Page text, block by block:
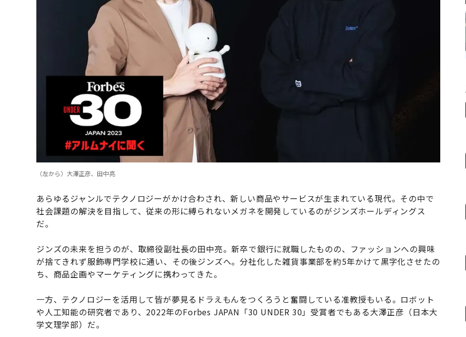
（左から）大澤正彦、田中亮
あらゆるジャンルでテクノロジーがかけ合わされ、新しい商品やサービスが生まれている現代。その中で
社会課題の解決を目指して、従来の形に縛られないメガネを開発しているのがジンズホールディングス
だ。
ジンズの未来を担うのが、取締役副社長の田中亮。新卒で銀行に就職したものの、ファッションへの興味
が捨てきれず服飾専門学校に通い、その後ジンズへ。分社化した雑貨事業部を約5年かけて黒字化させたの
ち、商品企画やマーケティングに携わってきた。
一方、テクノロジーを活用して皆が夢見るドラえもんをつくろうと奮闘している准教授もいる。ロボット
や人工知能の研究者であり、2022年のForbes JAPAN「30 UNDER 30」受賞者でもある大澤正彦（日本大
学文理学部）だ。